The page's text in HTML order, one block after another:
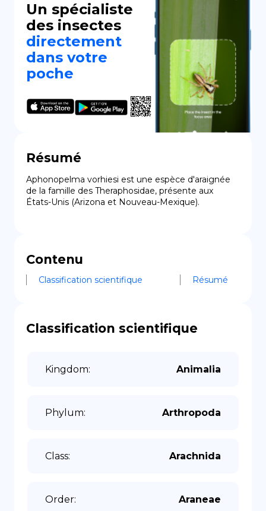
Un spécialiste
des insectes
directement
dans votre
poche
Résumé
Aphonopelma vorhiesi est une espèce d'araignée
de la famille des Theraphosidae, présente aux
États-Unis (Arizona et Nouveau-Mexique).
Contenu
Classification scientifique Résumé
Classification scientifique
Kingdom: Animalia
Phylum: Arthropoda
Class: Arachnida
Order: Araneae